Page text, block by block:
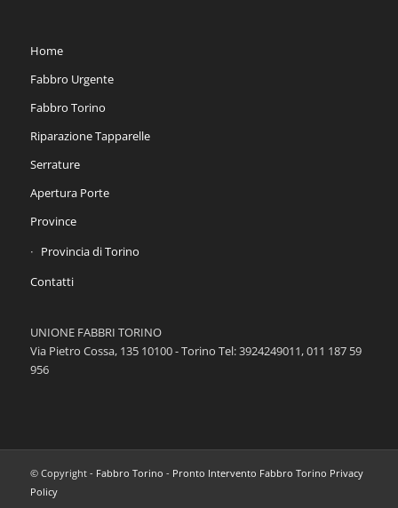
Home
Fabbro Urgente
Fabbro Torino
Riparazione Tapparelle
Serrature
Apertura Porte
Province
Provincia di Torino
Contatti
UNIONE FABBRI TORINO
Via Pietro Cossa, 135 10100 - Torino Tel: 3924249011, 011 187 59
956
© Copyright - Fabbro Torino - Pronto Intervento Fabbro Torino Privacy
Policy